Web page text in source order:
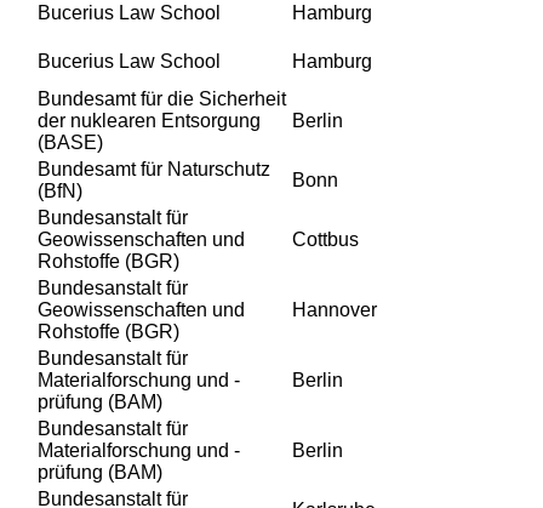
Bucerius Law School Hamburg
Bucerius Law School
Hamburg
Bundesamt für die Sicherheit
der nuklearen Entsorgung
(BASE)
Berlin
Bundesamt für Naturschutz
(BfN)
Bonn
Bundesanstalt für
Geowissenschaften und
Rohstoffe (BGR)
Cottbus
Bundesanstalt für
Geowissenschaften und
Rohstoffe (BGR)
Hannover
Bundesanstalt für
Materialforschung und -
prüfung (BAM)
Berlin
Bundesanstalt für
Materialforschung und -
prüfung (BAM)
Berlin
Bundesanstalt für